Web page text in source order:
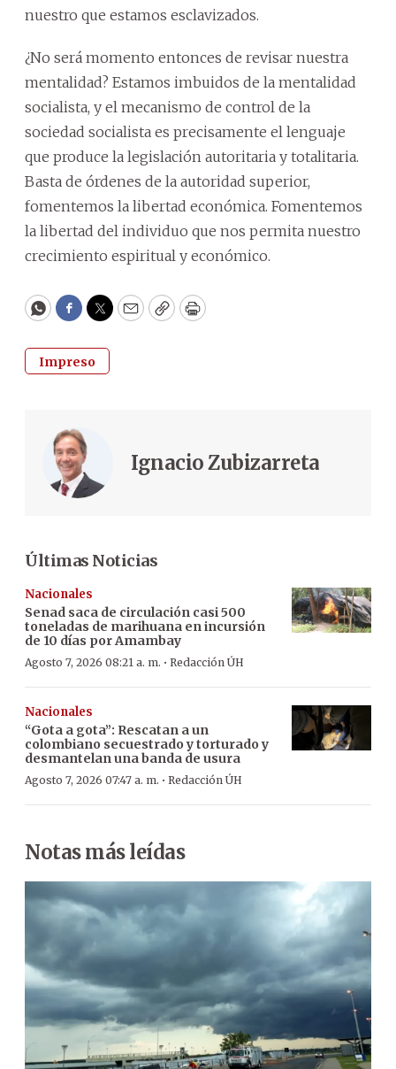
nuestro que estamos esclavizados.
¿No será momento entonces de revisar nuestra
mentalidad? Estamos imbuidos de la mentalidad
socialista, y el mecanismo de control de la
sociedad socialista es precisamente el lenguaje
que produce la legislación autoritaria y totalitaria.
Basta de órdenes de la autoridad superior,
fomentemos la libertad económica. Fomentemos
la libertad del individuo que nos permita nuestro
crecimiento espiritual y económico.
WhatsApp
Facebook
Twitter
EmailCopyPrint
Impreso
Ignacio Zubizarreta
Últimas Noticias
Nacionales
Senad saca de circulación casi 500
toneladas de marihuana en incursión
de 10 días por Amambay
Agosto 7, 2026 08:21 a. m. · Redacción ÚH
Nacionales
“Gota a gota”: Rescatan a un
colombiano secuestrado y torturado y
desmantelan una banda de usura
Agosto 7, 2026 07:47 a. m. · Redacción ÚH
Notas más leídas